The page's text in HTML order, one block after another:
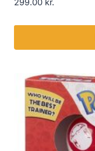
299.00 kr.